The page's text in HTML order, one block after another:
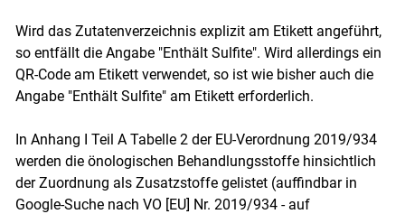
Wird das Zutatenverzeichnis explizit am Etikett angeführt,
so entfällt die Angabe "Enthält Sulfite". Wird allerdings ein
QR-Code am Etikett verwendet, so ist wie bisher auch die
Angabe "Enthält Sulfite" am Etikett erforderlich.
In Anhang I Teil A Tabelle 2 der EU-Verordnung 2019/934
werden die önologischen Behandlungsstoffe hinsichtlich
der Zuordnung als Zusatzstoffe gelistet (auffindbar in
Google-Suche nach VO [EU] Nr. 2019/934 - auf